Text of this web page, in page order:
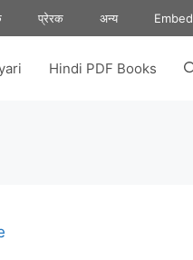
प्रेरक अन्य Embed
Hindi PDF Books